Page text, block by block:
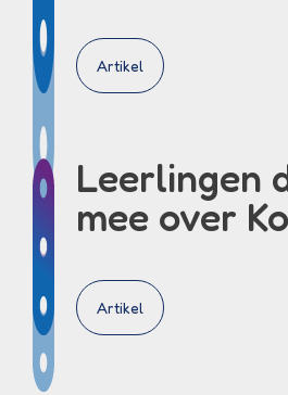
Artikel
Leerlingen
mee over
Artikel